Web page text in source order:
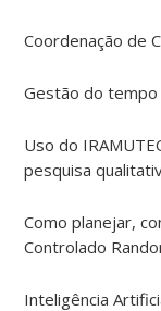
Coordenação de
Gestão do tempo
Uso do
pesquisa
Como planejar,
Controlado
Inteligência